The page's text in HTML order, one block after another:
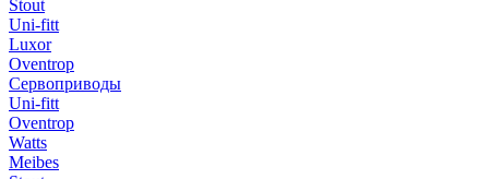
Stout
Uni-fitt
Luxor
Oventrop
Сервоприводы
Uni-fitt
Oventrop
Watts
Meibes